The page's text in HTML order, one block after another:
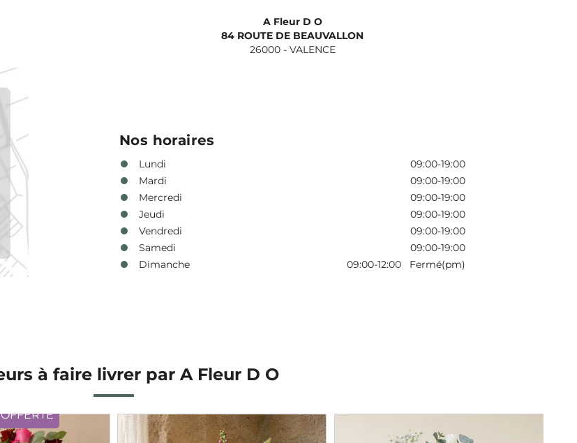
A Fleur D O
84 ROUTE DE BEAUVALLON
26000- VALENCE
Nos horaires
Lundi
09:00-19:00
Mardi
09:00-19:00
Mercredi
09:00-19:00
Jeudi
09:00-19:00
Vendredi
09:00-19:00
Samedi
09:00-19:00
Dimanche
09:00-12:00 Fermé(pm)
à faire livrer par A Fleur D O